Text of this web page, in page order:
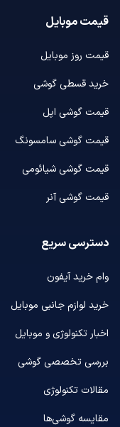
قیمت موبایل
قیمت روز موبایل
خرید قسطی گوشی
قیمت گوشی اپل
قیمت گوشی سامسونگ
قیمت گوشی شیائومی
قیمت گوشی آنر
دسترسی سریع
وام خرید آیفون
خرید لوازم جانبی موبایل
اخبار تکنولوژی و موبایل
بررسی تخصصی گوشی
مقالات تکنولوژی
مقایسه گوشی‌ها